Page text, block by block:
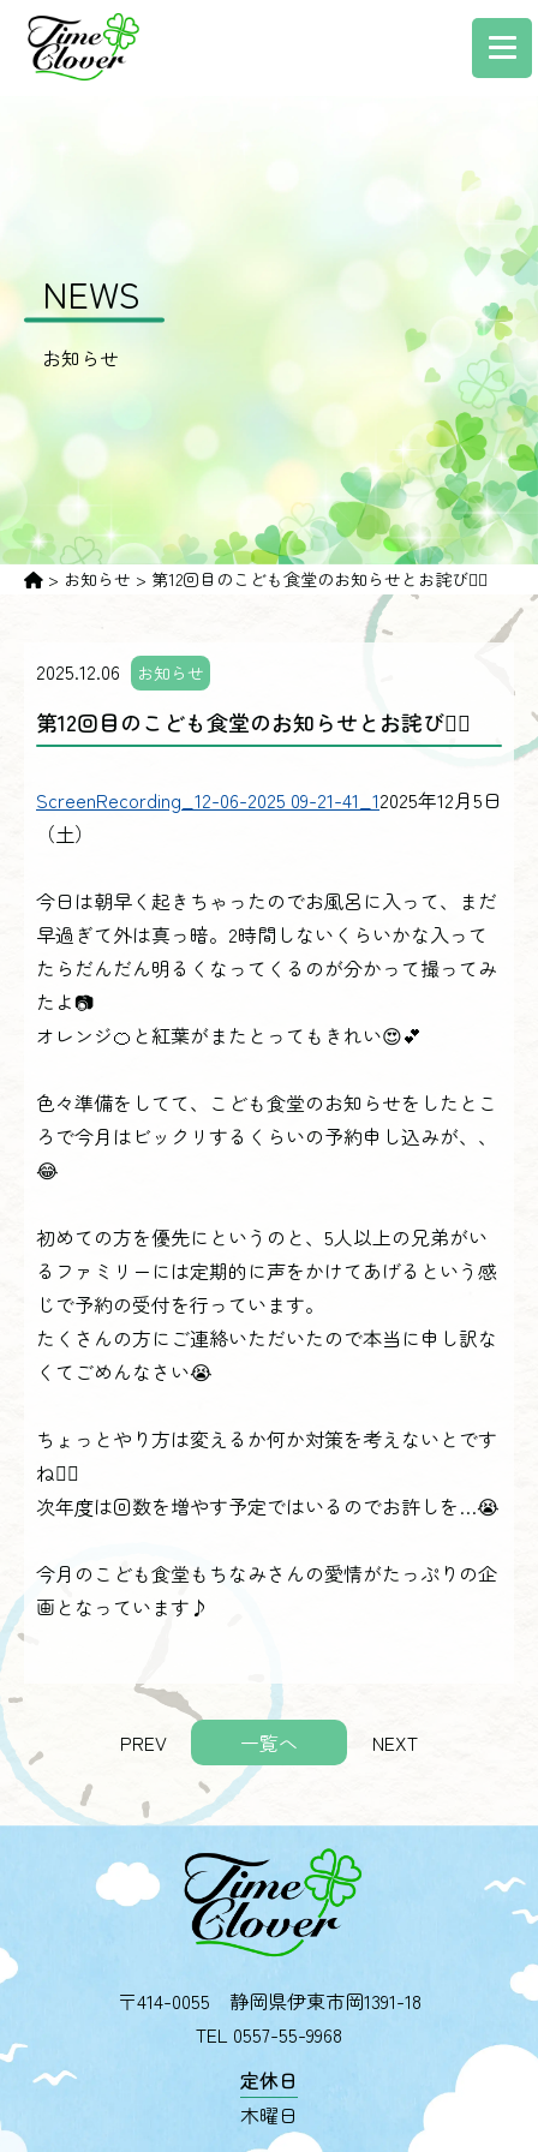
NEWS
お知らせ
> お知らせ > 第12回目のこども食堂のお知らせとお詫び🙇‍♀️
2025.12.06 お知らせ
第12回目のこども食堂のお知らせとお詫び🙇‍♀️
ScreenRecording_12-06-2025 09-21-41_12025年12月5日
（土）
今日は朝早く起きちゃったのでお風呂に入って、まだ
早過ぎて外は真っ暗。2時間しないくらいかな入って
たらだんだん明るくなってくるのが分かって撮ってみ
たよ📷
オレンジ🍊と紅葉がまたとってもきれい😍💕
色々準備をしてて、こども食堂のお知らせをしたとこ
ろで今月はビックリするくらいの予約申し込みが、、
😂
初めての方を優先にというのと、5人以上の兄弟がい
るファミリーには定期的に声をかけてあげるという感
じで予約の受付を行っています。
たくさんの方にご連絡いただいたので本当に申し訳な
くてごめんなさい😭
ちょっとやり方は変えるか何か対策を考えないとです
ね🙇‍♀️
次年度は回数を増やす予定ではいるのでお許しを…😭
今月のこども食堂もちなみさんの愛情がたっぷりの企
画となっています♪
PREV 一覧へ NEXT
〒414-0055 静岡県伊東市岡1391-18
TEL 0557-55-9968
定休日
木曜日